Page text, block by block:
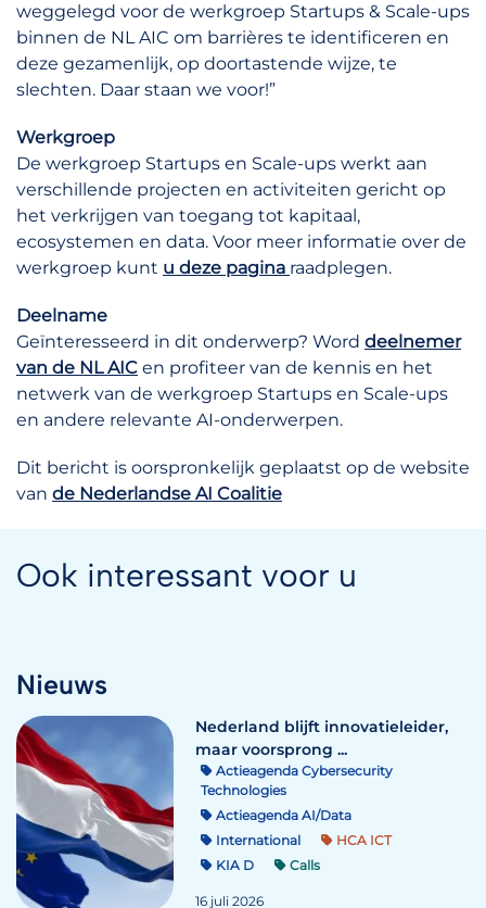
weggelegd voor de werkgroep Startups & Scale-ups
binnen de NL AIC om barrières te identificeren en
deze gezamenlijk, op doortastende wijze, te
slechten. Daar staan we voor!”
Werkgroep
De werkgroep Startups en Scale-ups werkt aan
verschillende projecten en activiteiten gericht op
het verkrijgen van toegang tot kapitaal,
ecosystemen en data. Voor meer informatie over de
werkgroep kunt u deze pagina raadplegen.
Deelname
Geïnteresseerd in dit onderwerp? Word deelnemer
van de NL AIC en profiteer van de kennis en het
netwerk van de werkgroep Startups en Scale-ups
en andere relevante AI-onderwerpen.
Dit bericht is oorspronkelijk geplaatst op de website
van de Nederlandse AI Coalitie
Ook interessant voor u
Nieuws
Nederland blijft innovatieleider,
maar voorsprong ...
Actieagenda Cybersecurity
Technologies
Actieagenda AI/Data
International
HCA ICT
KIA D
Calls
16 juli 2026